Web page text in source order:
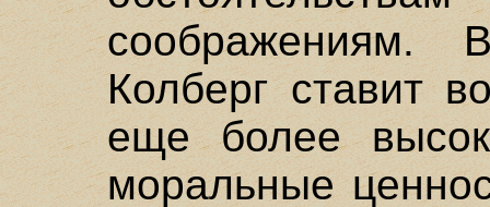
соображениям.
Колберг ставит
еще более
моральные